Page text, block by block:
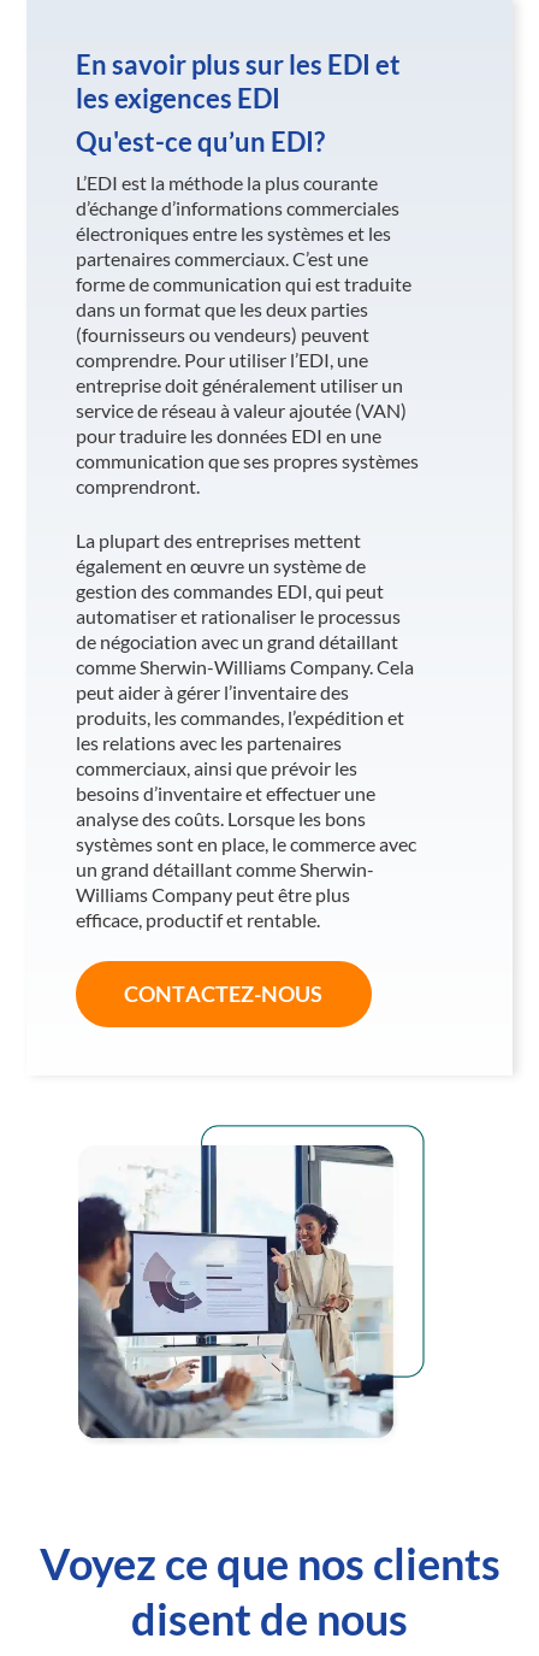
En savoir plus sur les EDI et
les exigences EDI
Qu'est-ce qu’un EDI?
L’EDI est la méthode la plus courante
d’échange d’informations commerciales
électroniques entre les systèmes et les
partenaires commerciaux. C’est une
forme de communication qui est traduite
dans un format que les deux parties
(fournisseurs ou vendeurs) peuvent
comprendre. Pour utiliser l’EDI, une
entreprise doit généralement utiliser un
service de réseau à valeur ajoutée (VAN)
pour traduire les données EDI en une
communication que ses propres systèmes
comprendront.
La plupart des entreprises mettent
également en œuvre un système de
gestion des commandes EDI, qui peut
automatiser et rationaliser le processus
de négociation avec un grand détaillant
comme Sherwin-Williams Company. Cela
peut aider à gérer l’inventaire des
produits, les commandes, l’expédition et
les relations avec les partenaires
commerciaux, ainsi que prévoir les
besoins d’inventaire et effectuer une
analyse des coûts. Lorsque les bons
systèmes sont en place, le commerce avec
un grand détaillant comme Sherwin-
Williams Company peut être plus
efficace, productif et rentable.
CONTACTEZ-NOUS
Voyez ce que nos clients
disent de nous